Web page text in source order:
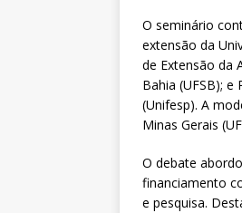
O seminário
extensão da
de Extensão da
Bahia (UFSB); e
(Unifesp). A
Minas Gerais
O debate
financiamento
e pesquisa.